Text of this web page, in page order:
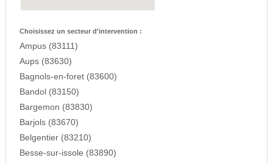
Choisissez un secteur d'intervention :
Ampus (83111)
Aups (83630)
Bagnols-en-foret (83600)
Bandol (83150)
Bargemon (83830)
Barjols (83670)
Belgentier (83210)
Besse-sur-issole (83890)